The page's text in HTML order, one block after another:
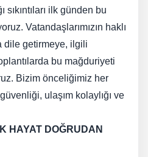
sıkıntıları ilk günden bu
Vatandaşlarımızın haklı
dile getirmeye, ilgili
bu mağduriyeti
Bizim önceliğimiz her
ulaşım kolaylığı ve
HAYAT DOĞRUDAN